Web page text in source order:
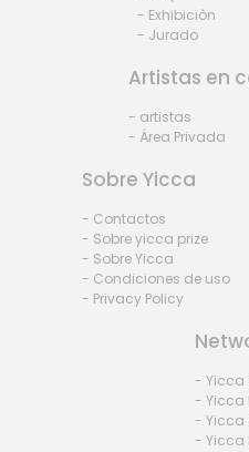
- Exhibiciòn
- Jurado
Artistas en
- artistas
- Área Privada
Sobre Yicca
- Contactos
- Sobre yicca prize
- Sobre Yicca
- Condiciones de uso
- Privacy Policy
- Yicca
- Yicca
- Yicca
- Yicca